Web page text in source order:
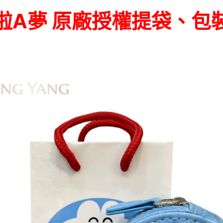
A夢 原廠授權提袋、包